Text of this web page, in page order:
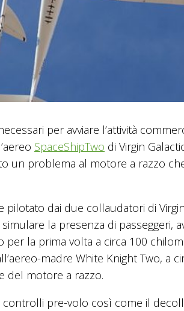
per avviare l’attività
SpaceShipTwo di Virgin
un problema al motore a razzo
dai due collaudatori di Virgin
la presenza di passeggeri,
la prima volta a circa 100
madre White Knight Two, a
del motore a razzo.
pre-volo così come il